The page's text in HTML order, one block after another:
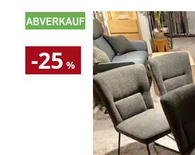
-25 %